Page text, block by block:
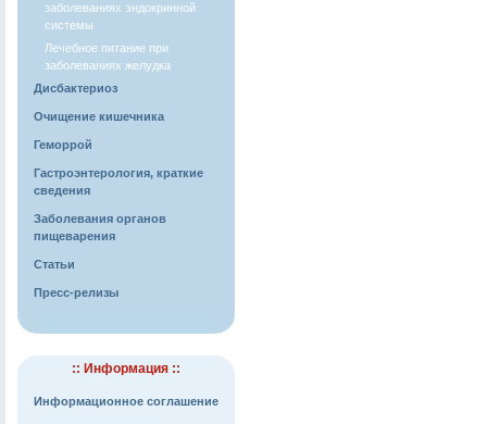
заболеваниях эндокринной
системы
Лечебное питание при
заболеваниях желудка
Дисбактериоз
Очищение кишечника
Геморрой
Гастроэнтерология, краткие
сведения
Заболевания органов
пищеварения
Статьи
Пресс-релизы
:: Информация ::
Информационное соглашение